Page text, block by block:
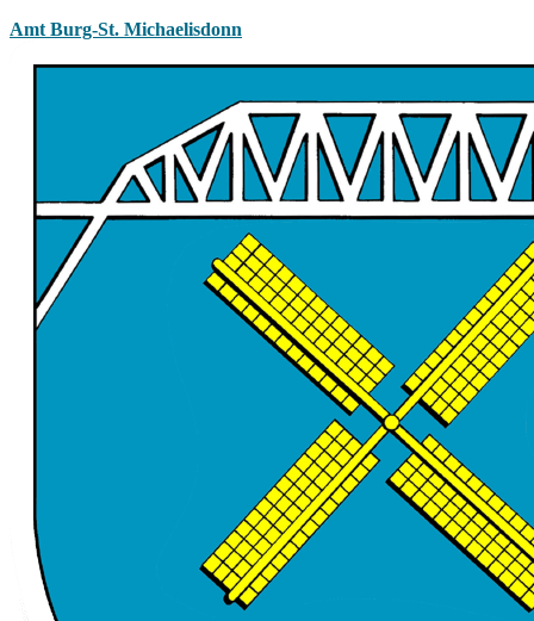
Amt Burg-St. Michaelisdonn